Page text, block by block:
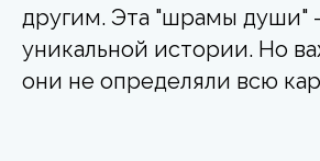
другим. Эта "шрамы души"
уникальной истории. Но
они не определяли всю